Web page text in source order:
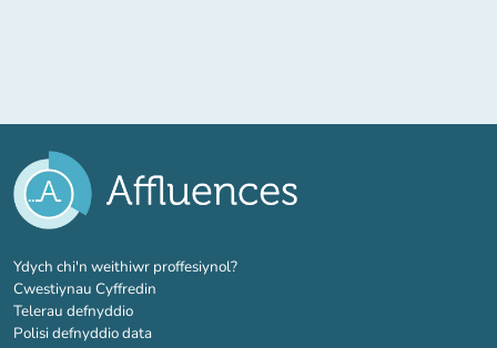
Ydych chi'n weithiwr proffesiynol?(tab newydd)
Cwestiynau Cyffredin
Telerau defnyddio
Polisi defnyddio data